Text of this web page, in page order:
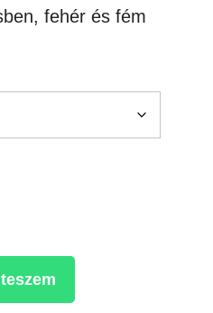
fehér és fém